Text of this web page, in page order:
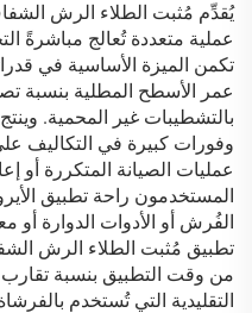
يُقدِّم مُثبت الطلاء الرش
عملية متعددة تُعالج مباشرةً
تكمن الميزة الأساسية في
بالتشطيبات غير المحمية. وينتج
وفورات كبيرة في التكاليف
عمليات الصيانة المتكررة أو
المستخدمون راحة تطبيق
الفُرش أو الأدوات الدوارة
تطبيق مُثبت الطلاء الرش
التقليدية التي تُستخدم